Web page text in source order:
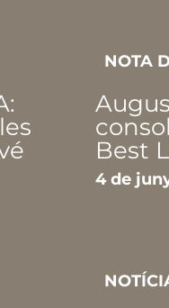
NOTA
Best
4 de